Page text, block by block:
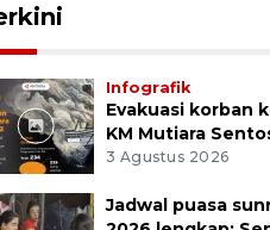
Infografik
Evakuasi korban
KM Mutiara
3 Agustus 2026
Jadwal puasa